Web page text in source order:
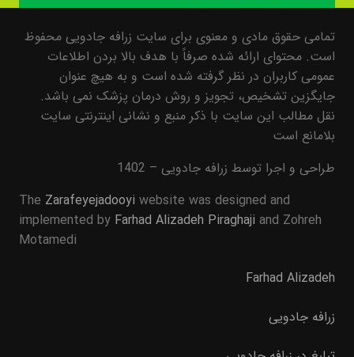
تمامی حقوق مادی و معنوی برای سایت زرافه جادویی محفوظ
است. محتوای ارائه شده صرفاً با هدف بالا بردن اطلاعات
عمومی کاربران در نظر گرفته شده است و به هیچ عنوان
جایگزین تشخیص، تجویز و روش درمان پزشک نمی باشد.
نقل مطالب این سایت با ذکر منبع و نشانی اینترنتی سایت
بلامانع است
طراحی و اجرا توسط زرافه جادویی – 1402
The Zarafeyejadooyi website was designed and
implemented by Farhad Alizadeh Piraghaji and Zohreh
Motamedi
Farhad Alizadeh
زرافه جادویی